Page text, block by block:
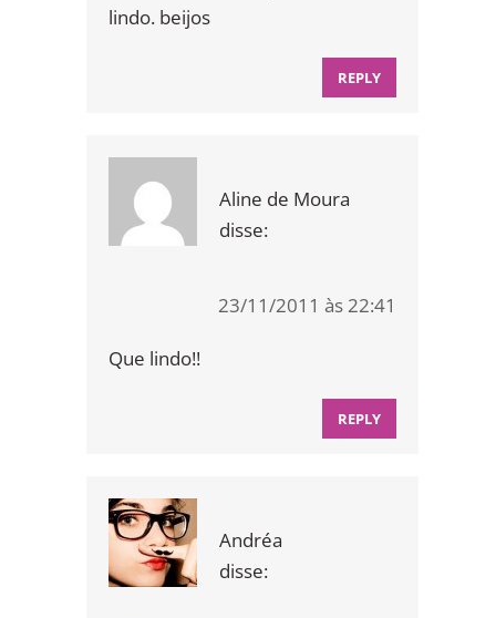
lindo. beijos
REPLY
Aline de Moura
disse:
23/11/2011 às 22:41
Que lindo!!
REPLY
Andréa
disse: